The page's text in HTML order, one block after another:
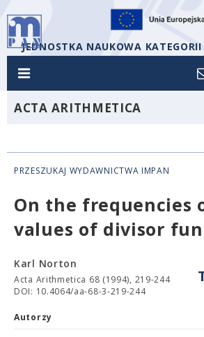
JEDNOSTKA NAUKOWA
ACTA ARITHMETICA
PRZESZUKAJ WYDAWNICTWA IMPAN
On the frequencies
values of divisor
Karl Norton
Acta Arithmetica 68 (1994), 219-244
DOI: 10.4064/aa-68-3-219-244
Autorzy